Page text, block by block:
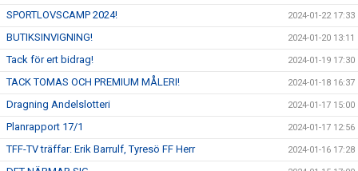
SPORTLOVSCAMP 2024! 2024-01-22 17:33
BUTIKSINVIGNING! 2024-01-20 13:11
Tack för ert bidrag! 2024-01-19 17:30
TACK TOMAS OCH PREMIUM MÅLERI! 2024-01-18 16:37
Dragning Andelslotteri 2024-01-17 15:00
Planrapport 17/1 2024-01-17 12:56
TFF-TV träffar: Erik Barrulf, Tyresö FF Herr 2024-01-16 17:28